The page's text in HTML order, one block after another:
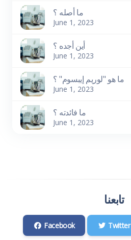
ما أصله ؟
June 1, 2023
أين أجده ؟
June 1, 2023
ما هو "لوريم إيبسوم" ؟
June 1, 2023
ما فائدته ؟
June 1, 2023
تابعنا
Facebook Twitter